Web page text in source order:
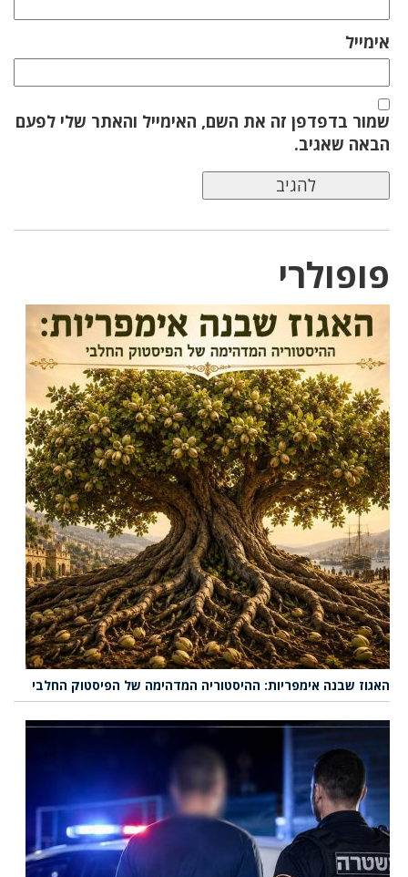
אימייל
שמור בדפדפן זה את השם, האימייל והאתר שלי לפעם
הבאה שאגיב.
פופולרי
האגוז שבנה אימפריות: ההיסטוריה המדהימה של הפיסטוק החלבי